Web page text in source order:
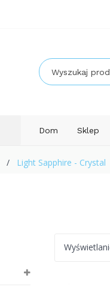
Dom Sklep
/ Light Sapphire - Crystal